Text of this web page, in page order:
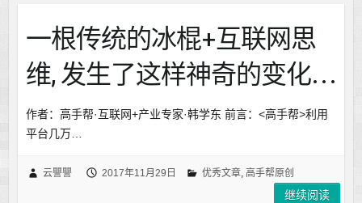
一根传统的冰棍+互联网思
维, 发生了这样神奇的变化…
作者：高手帮·互联网+产业专家·韩学东 前言：<高手帮>利用
平台几万…
云譻譻 2017年11月29日 优秀文章, 高手帮原创
继续阅读